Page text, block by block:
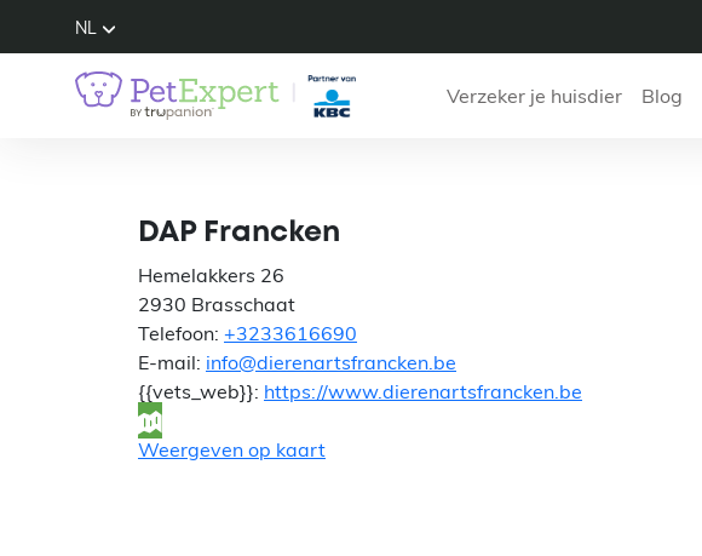
NL
Verzeker je huisdier Blog
DAP Francken
Hemelakkers 26
2930 Brasschaat
Telefoon: +3233616690
E-mail: info@dierenartsfrancken.be
{{vets_web}}: https://www.dierenartsfrancken.be
Weergeven op kaart